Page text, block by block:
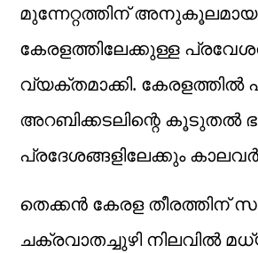
മുന്നേറ്റത്തിന് അനുകൂലമായ
കേരളത്തിലേക്കുള്ള
വ്യക്തമാക്കി. കേരളത്തിൽ
അറബിക്കടലിന്റെ കൂടുതൽ
പ്രദേശങ്ങളിലേക്കും
തെക്കൻ കേരള തീരത്തിന്
ചക്രവാതച്ചുഴി നിലവിൽ